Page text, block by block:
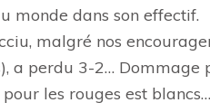
monde dans son effectif.
malgré nos
a perdu 3-2…
pour les rouges est